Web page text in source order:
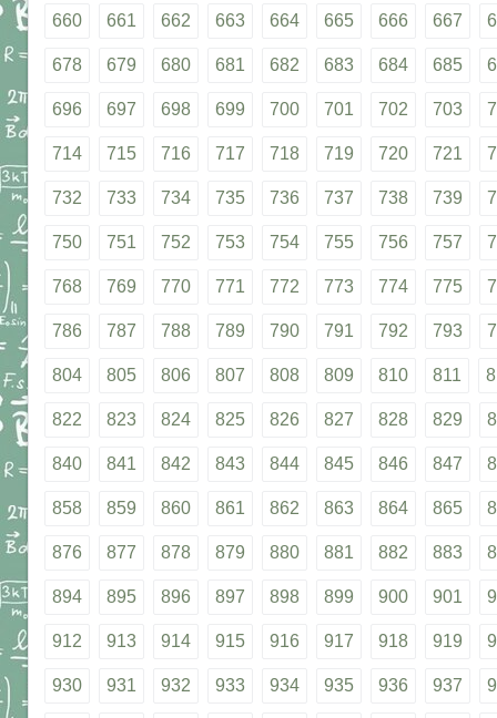
660 661 662 663 664 665 666 667
678 679 680 681 682 683 684 685
696 697 698 699 700 701 702 703
714 715 716 717 718 719 720 721
732 733 734 735 736 737 738 739
750 751 752 753 754 755 756 757
768 769 770 771 772 773 774 775
786 787 788 789 790 791 792 793
804 805 806 807 808 809 810 811
822 823 824 825 826 827 828 829
840 841 842 843 844 845 846 847
858 859 860 861 862 863 864 865
876 877 878 879 880 881 882 883
894 895 896 897 898 899 900 901
912 913 914 915 916 917 918 919
930 931 932 933 934 935 936 937